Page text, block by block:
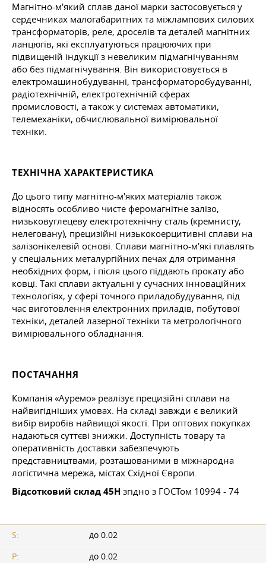
Магнітно-м'який сплав даної марки застосовується у
сердечниках малогабаритних та міжлампових силових
трансформаторів, реле, дроселів та деталей магнітних
ланцюгів, які експлуатуються працюючих при
підвищеній індукції з невеликим підмагнічуванням
або без підмагнічування. Він використовується в
електромашинобудуванні, трансформаторобудуванні,
радіотехнічній, електротехнічній сферах
промисловості, а також у системах автоматики,
телемеханіки, обчислювальної вимірювальної
техніки.
ТЕХНІЧНА ХАРАКТЕРИСТИКА
До цього типу магнітно-м'яких матеріалів також
відносять особливо чисте феромагнітне залізо,
низьковуглецеву електротехнічну сталь (кремнисту,
нелеговану), прецизійні низькокоерцитивні сплави на
залізонікелевій основі. Сплави магнітно-м'які плавлять
у спеціальних металургійних печах для отримання
необхідних форм, і після цього піддають прокату або
ковці. Такі сплави актуальні у сучасних інноваційних
технологіях, у сфері точного приладобудування, під
час виготовлення електронних приладів, побутової
техніки, деталей лазерної техніки та метрологічного
вимірювального обладнання.
ПОСТАЧАННЯ
Компанія «Ауремо» реалізує прецизійні сплави на
найвигідніших умовах. На складі завжди є великий
вибір виробів найвищої якості. При оптових покупках
надаються суттєві знижки. Доступність товару та
оперативність доставки забезпечують
представництвами, розташованими в міжнародна
логістична мережа, містах Східної Європи.
Відсотковий склад 45Н згідно з ГОСТом 10994 - 74
S:
до 0.02
P:
до 0.02